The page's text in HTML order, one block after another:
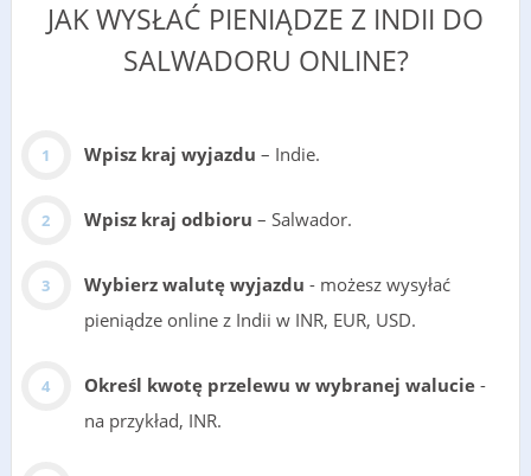
JAK WYSŁAĆ PIENIĄDZE Z INDII DO
SALWADORU ONLINE?
Wpisz kraj wyjazdu – Indie.
Wpisz kraj odbioru – Salwador.
Wybierz walutę wyjazdu - możesz wysyłać
pieniądze online z Indii w INR, EUR, USD.
Określ kwotę przelewu w wybranej walucie-
na przykład, INR.